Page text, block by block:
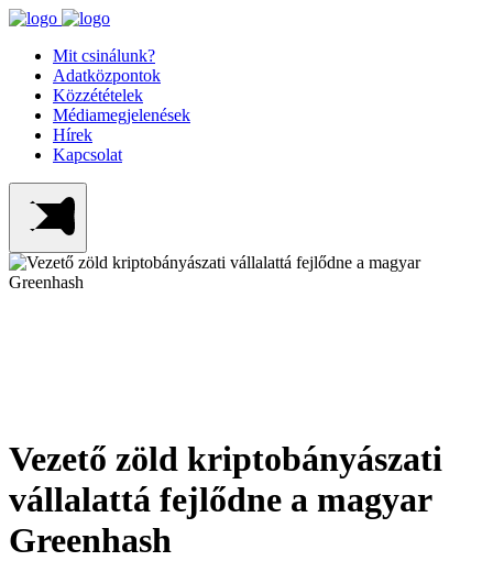
Mit csinálunk?
Adatközpontok
Közzétételek
Médiamegjelenések
Hírek
Kapcsolat
Vezető zöld kriptobányászati
vállalattá fejlődne a magyar
Greenhash